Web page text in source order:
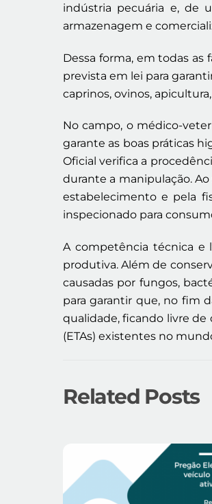
indústria pecuária e, de
armazenagem e
Dessa forma, em todas as
prevista em lei para
caprinos, ovinos,
No campo, o médico-
garante as boas práticas
Oficial verifica a
durante a manipulação.
estabelecimento e pela
inspecionado para
A competência técnica e
produtiva. Além de
causadas por fungos,
para garantir que, no fim
qualidade, ficando livre de
(ETAs) existentes no
Related Posts